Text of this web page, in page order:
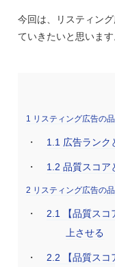
今回は、リスティン
ていきたいと思います
1 リスティング広告の
1.1 広告ランク
1.2 品質スコア
2 リスティング広告の
2.1
【品質ス
上させる
2.2 【品質ス